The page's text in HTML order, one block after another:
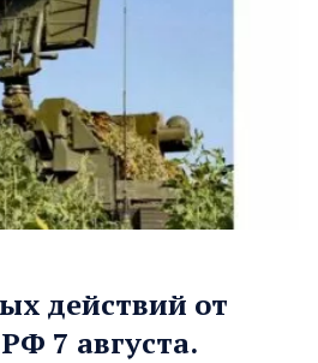
действий от
7 августа.